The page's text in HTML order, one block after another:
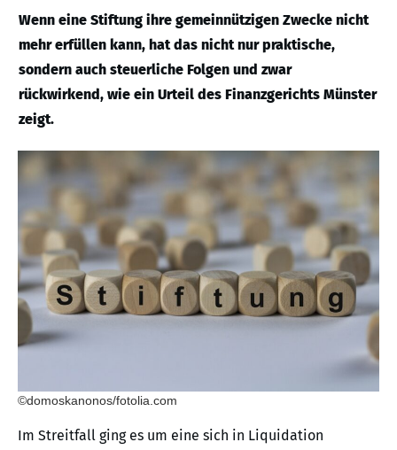
Wenn eine Stiftung ihre gemeinnützigen Zwecke nicht
mehr erfüllen kann, hat das nicht nur praktische,
sondern auch steuerliche Folgen und zwar
rückwirkend, wie ein Urteil des Finanzgerichts Münster
zeigt.
©domoskanonos/fotolia.com
Im Streitfall ging es um eine sich in Liquidation